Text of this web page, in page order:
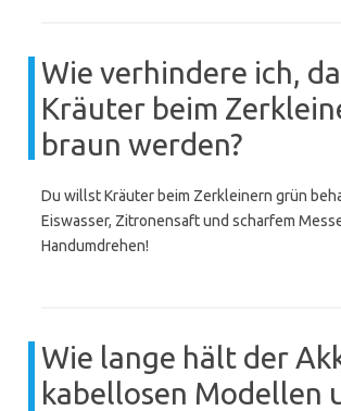
Wie verhindere ich,
Kräuter beim
braun werden?
Du willst Kräuter beim Zerkleinern grün
Eiswasser, Zitronensaft und scharfem
Handumdrehen!
Wie lange hält der
kabellosen Modellen